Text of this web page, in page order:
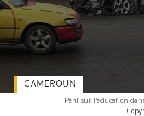
Péril sur l'éducation
CAMEROUN